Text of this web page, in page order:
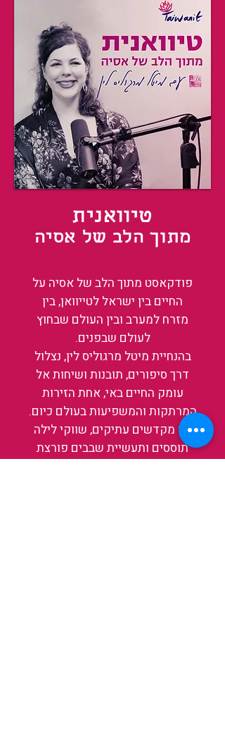
טיוואנית
מתוך הלב של אסיה
פודקאסט מתוך הלב של אסיה על
החיים בין ישראל לטייוואן, בין
מזרח למערב ובין העולם שבחוץ
לעולם שבפנים.
בהנחיית מיטל מרגוליס לין, נצלול
דרך סיפורים, תובנות ושיחות אל
עומק החיים באי, אחת הזירות
המרתקות והמשפיעות בעולם כיום.
בין מקדשים עתיקים, שווקי לילה
תוססים ותעשיית שבבים פורצת